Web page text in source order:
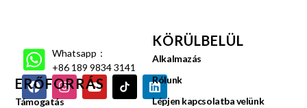
Whatsapp：
+86 189 9834 3141
ERŐFORRÁS
Támogatás
KÖRÜLBELÜL
Alkalmazás
Rólunk
Lépjen kapcsolatba velünk